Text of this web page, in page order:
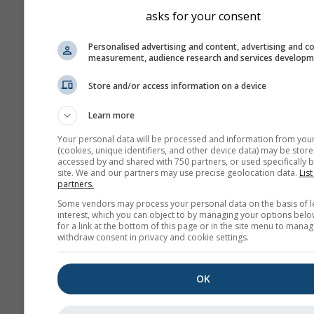
έμπειρους ναυτικούς:
(10–21 kn). Σε αυτήν την
περισσότερη δύναμη και
τραυματισμών.
Σημαντικό ύψος
1 και 2 μέτρων· τα
ορισμένες συνθήκες.
Άνεμος
Ο άνεμος αποτελεί την
ενός ιστιοπλοϊκού σκάφους
συνεπώς είναι η πρώτη
asks for your consent
Personalised advertising and content, advertising and
measurement, audience research and services
Store and/or access information on a device
Learn more
Your personal data will be processed and information from
(cookies, unique identifiers, and other device data) may be
accessed by and shared with 750 partners, or used specifically
site. We and our partners may use precise geolocation data.
partners.
Some vendors may process your personal data on the basis of
interest, which you can object to by managing your options
for a link at the bottom of this page or in the site menu to
withdraw consent in privacy and cookie settings.
OK